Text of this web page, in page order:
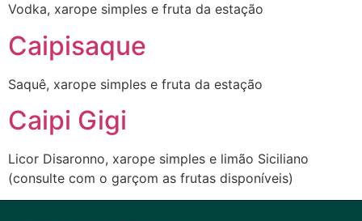
Vodka, xarope simples e fruta da estação
Caipisaque
Saquê, xarope simples e fruta da estação
Caipi Gigi
Licor Disaronno, xarope simples e limão Siciliano
(consulte com o garçom as frutas disponíveis)